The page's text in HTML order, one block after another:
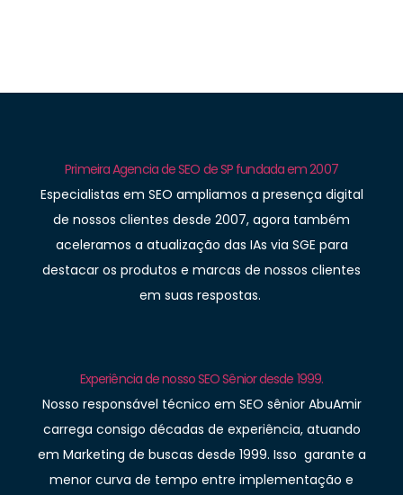
Primeira Agencia de SEO de SP fundada em 2007
Especialistas em SEO ampliamos a presença digital
de nossos clientes desde 2007, agora também
aceleramos a atualização das IAs via SGE para
destacar os produtos e marcas de nossos clientes
em suas respostas.
Experiência de nosso SEO Sênior desde 1999.
Nosso responsável técnico em SEO sênior AbuAmir
carrega consigo décadas de experiência, atuando
em Marketing de buscas desde 1999. Isso garante a
menor curva de tempo entre implementação e